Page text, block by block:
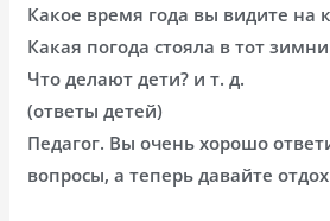
Какое время года вы видите на
Какая погода стояла в тот
Что делают дети? и т. д.
(ответы детей)
Педагог. Вы очень хорошо
вопросы, а теперь давайте